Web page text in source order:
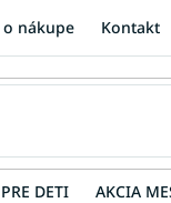
o nákupe Kontakt
PRE DETI AKCIA